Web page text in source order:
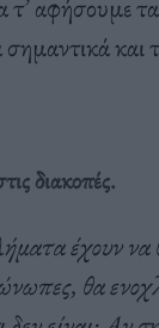
και
διακοπές.
έχουν να
θα